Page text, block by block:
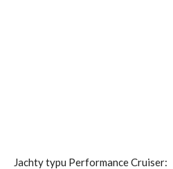
Jachty typu Performance Cruiser: